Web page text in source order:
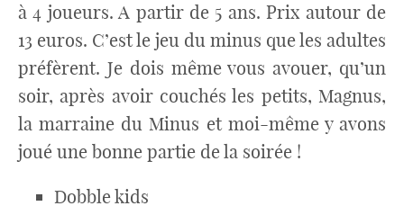
à 4 joueurs. A partir de 5 ans. Prix autour de
13 euros. C’est le jeu du minus que les adultes
préfèrent. Je dois même vous avouer, qu’un
soir, après avoir couchés les petits, Magnus,
la marraine du Minus et moi-même y avons
joué une bonne partie de la soirée !
Dobble kids